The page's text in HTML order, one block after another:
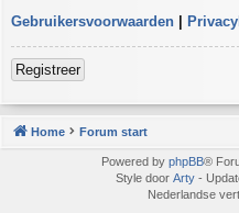
Gebruikersvoorwaarden |
Registreer
Home Forum start
Powered by phpBB®
Style door Arty -
Nederlandse